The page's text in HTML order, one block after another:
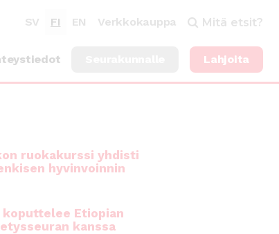
SV FI EN Verkkokauppa Mitä etsit?
Lahjoita
ruokakurssi yhdisti
hyvinvoinnin
Etiopian
kanssa